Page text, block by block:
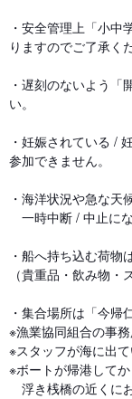
・安全管理上「小中
りますのでご了承く
・遅刻のないよう「
い。
・妊娠されている /
参加できません。
・海洋状況や急な天
一時中断 / 中止に
・船へ持ち込む荷物
（貴重品・飲み物・
・集合場所は「今帰
※漁業協同組合の事
※スタッフが海に出
※ボートが帰港してか
浮き桟橋の近くに